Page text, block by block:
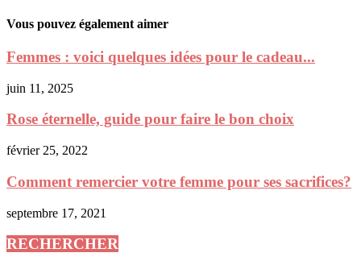
Vous pouvez également aimer
Femmes : voici quelques idées pour le cadeau...
juin 11, 2025
Rose éternelle, guide pour faire le bon choix
février 25, 2022
Comment remercier votre femme pour ses sacrifices?
septembre 17, 2021
RECHERCHER